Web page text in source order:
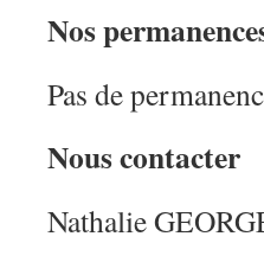
Nos
Pas de
Nous contacter
Nathalie